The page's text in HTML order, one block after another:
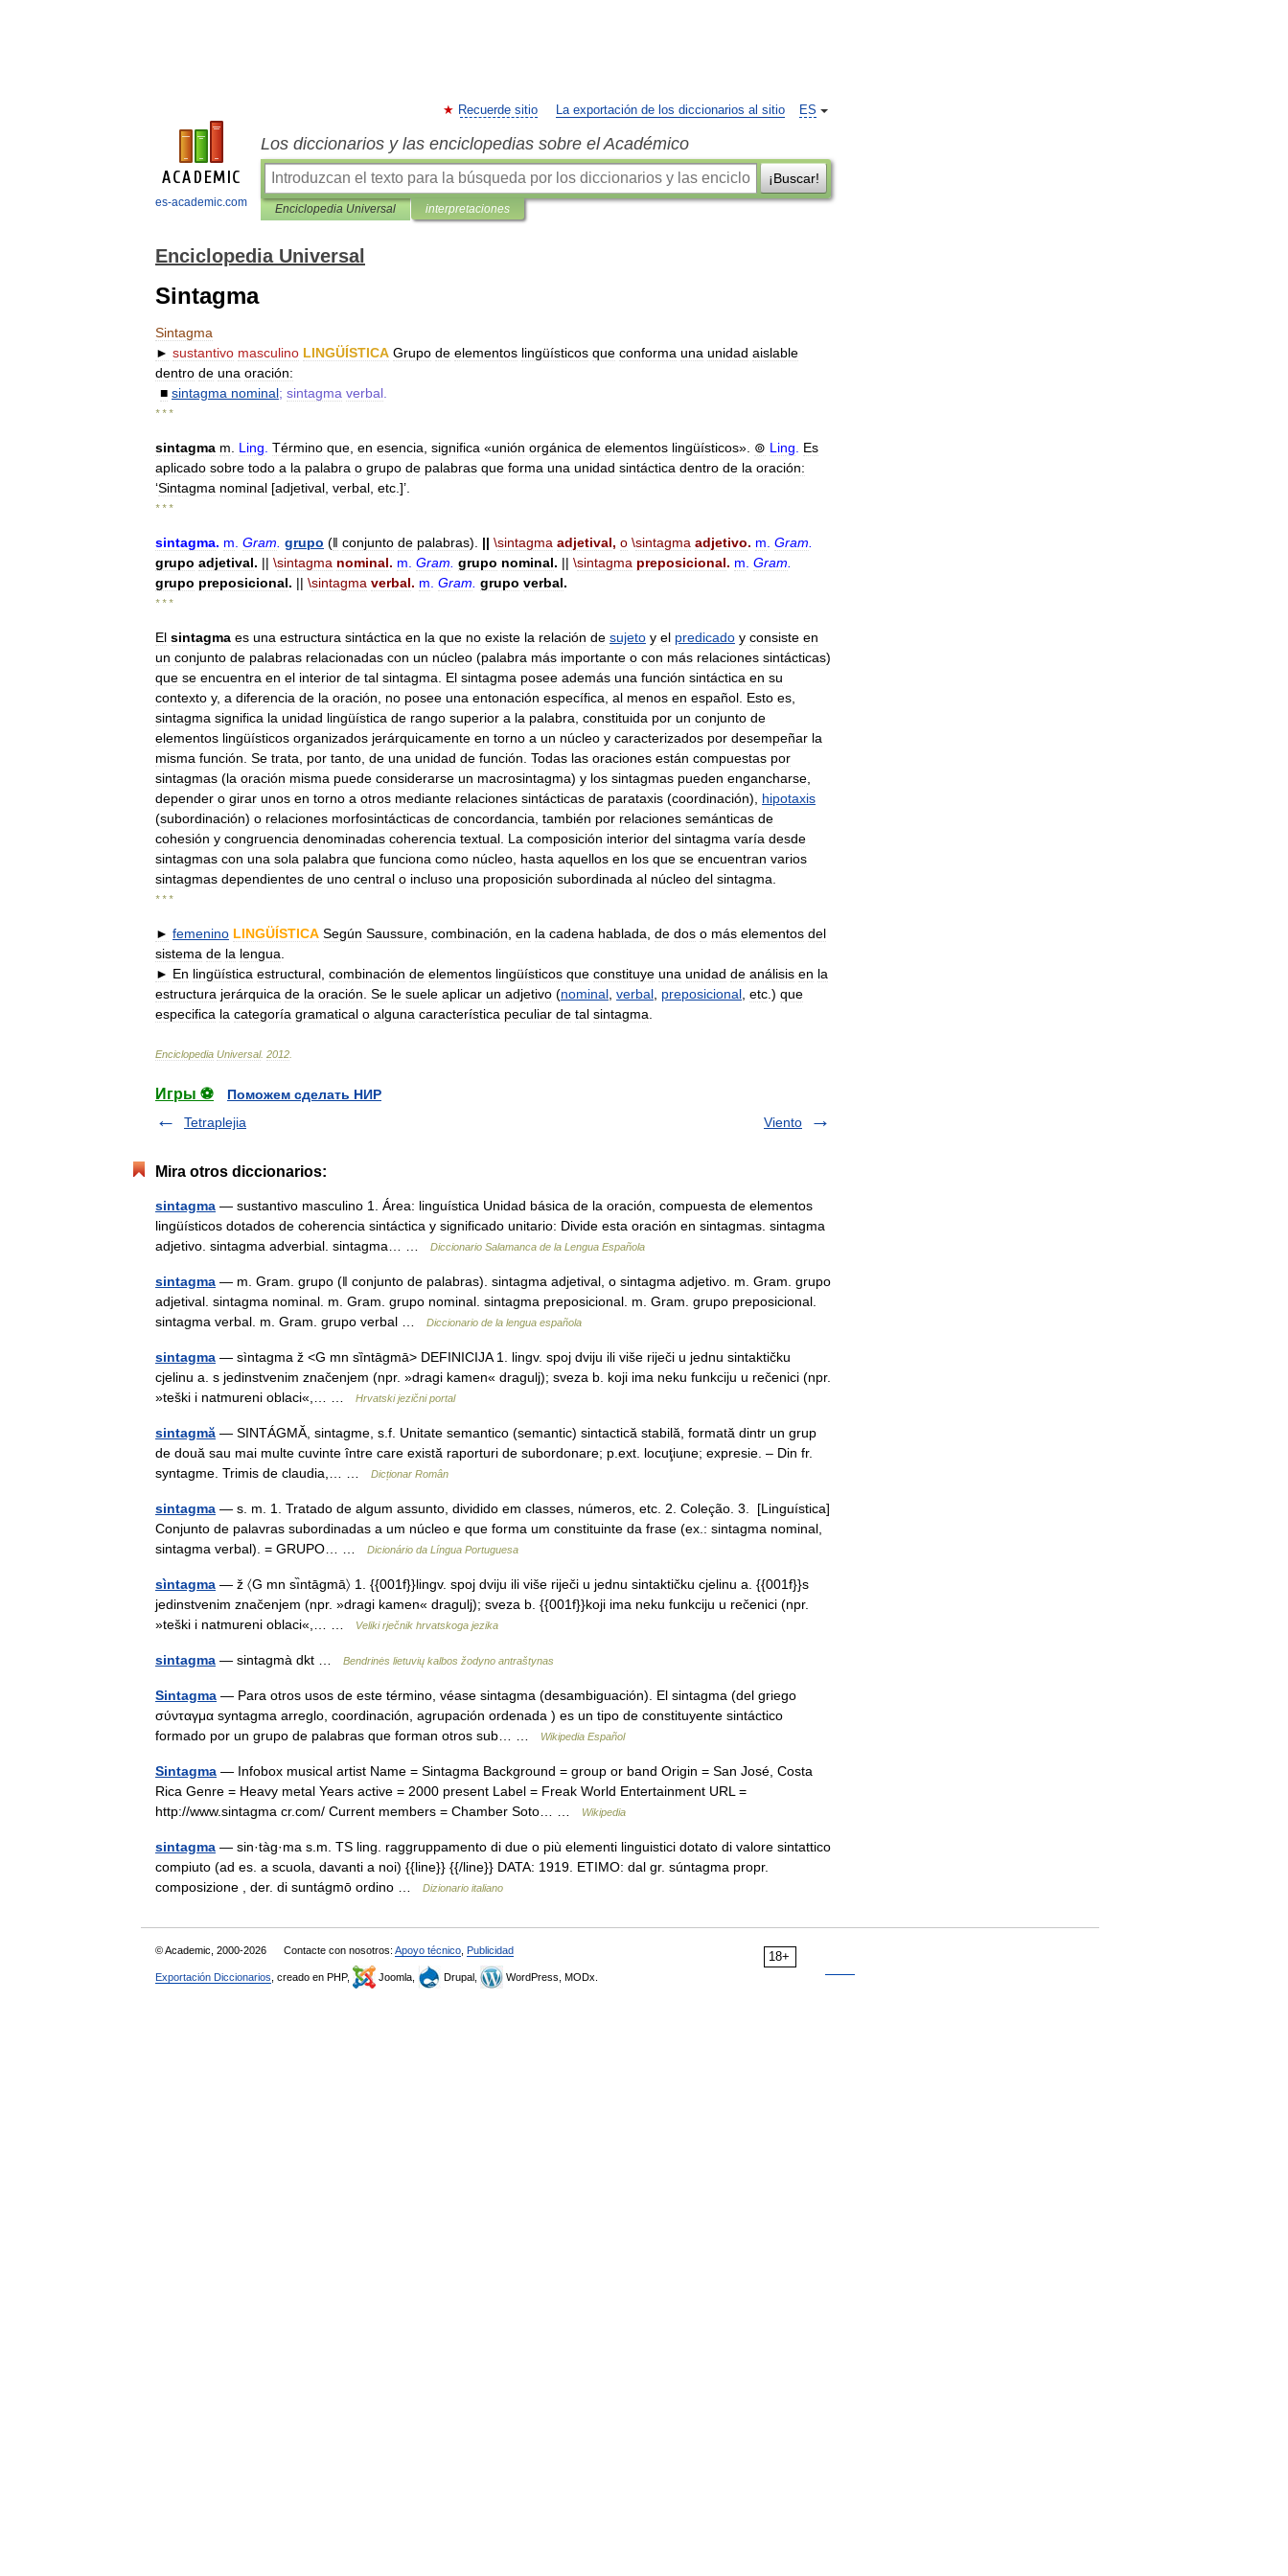
es-academic.com
ES
Recuerde sitio La exportación de los diccionarios al sitio
Los diccionarios y las enciclopedias sobre el Académico
¡Buscar!
Enciclopedia Universal interpretaciones
Enciclopedia Universal
Sintagma
Sintagma
► sustantivo masculino LINGÜÍSTICA Grupo de elementos lingüísticos que conforma una unidad aislable
dentro de una oración:
■ sintagma nominal; sintagma verbal
* * *
sintagma m Ling Término que en esencia significa «unión orgánica de elementos lingüísticos». ⊚ Ling
Es
aplicado sobre todo a la palabra o grupo de palabras que forma una unidad sintáctica dentro de la oración:
‘Sintagma nominal [adjetival verbal etc .]’.
* * *
sintagma. m Gram grupo (ǁ conjunto de palabras). || \sintagma adjetival, o \sintagma adjetivo. m Gram
grupo adjetival. || \sintagma nominal. m Gram grupo nominal. || \sintagma preposicional. m Gram
grupo preposicional. || \sintagma verbal. m Gram grupo verbal.
* * *
El sintagma es una estructura sintáctica en la que no existe la relación de sujeto y el predicado y consiste en
un conjunto de palabras relacionadas con un núcleo (palabra más importante o con más relaciones sintácticas)
que se encuentra en el interior de tal sintagma El sintagma posee además una función sintáctica en su
contexto y, a diferencia de la oración no posee una entonación específica al menos en español Esto es
sintagma significa la unidad lingüística de rango superior a la palabra constituida por un conjunto de
elementos lingüísticos organizados jerárquicamente en torno a un núcleo y caracterizados por desempeñar la
misma función Se trata por tanto de una unidad de función Todas las oraciones están compuestas por
sintagmas (la oración misma puede considerarse un macrosintagma) y los sintagmas pueden engancharse
depender o girar unos en torno a otros mediante relaciones sintácticas de parataxis (coordinación), hipotaxis
(subordinación) o relaciones morfosintácticas de concordancia también por relaciones semánticas de
cohesión y congruencia denominadas coherencia textual La composición interior del sintagma varía desde
sintagmas con una sola palabra que funciona como núcleo hasta aquellos en los que se encuentran varios
sintagmas dependientes de uno central o incluso una proposición subordinada al núcleo del sintagma
* * *
► femenino LINGÜÍSTICA Según Saussure combinación en la cadena hablada de dos o más elementos del
sistema de la lengua
► En lingüística estructural combinación de elementos lingüísticos que constituye una unidad de análisis en la
estructura jerárquica de la oración Se le suele aplicar un adjetivo (nominal verbal preposicional etc .) que
especifica la categoría gramatical o alguna característica peculiar de tal sintagma
Enciclopedia Universal. 2012
Игры ⚽
Поможем сделать НИР
Tetraplejia
Viento
Mira otros diccionarios:
sintagma — sustantivo masculino 1. Área: linguística Unidad básica de la oración, compuesta de elementos
lingüísticos dotados de coherencia sintáctica y significado unitario: Divide esta oración en sintagmas. sintagma
adjetivo. sintagma adverbial. sintagma… …
Diccionario Salamanca de la Lengua Española
sintagma — m. Gram. grupo (ǁ conjunto de palabras). sintagma adjetival, o sintagma adjetivo. m. Gram. grupo
adjetival. sintagma nominal. m. Gram. grupo nominal. sintagma preposicional. m. Gram. grupo preposicional.
sintagma verbal. m. Gram. grupo verbal …
Diccionario de la lengua española
sintagma — sìntagma ž <G mn sȉntāgmā> DEFINICIJA 1. lingv. spoj dviju ili više riječi u jednu sintaktičku
cjelinu a. s jedinstvenim značenjem (npr. »dragi kamen« dragulj); sveza b. koji ima neku funkciju u rečenici (npr.
»teški i natmureni oblaci«,… …
Hrvatski jezični portal
sintagmă — SINTÁGMĂ, sintagme, s.f. Unitate semantico (semantic) sintactică stabilă, formată dintr un grup
de două sau mai multe cuvinte între care există raporturi de subordonare; p.ext. locuţiune; expresie. – Din fr.
syntagme. Trimis de claudia,… …
Dicționar Român
sintagma — s. m. 1. Tratado de algum assunto, dividido em classes, números, etc. 2. Coleção. 3. [Linguística]
Conjunto de palavras subordinadas a um núcleo e que forma um constituinte da frase (ex.: sintagma nominal,
sintagma verbal). = GRUPO… …
Dicionário da Língua Portuguesa
sìntagma — ž 〈G mn sı̏ntāgmā〉 1. {{001f}}lingv. spoj dviju ili više riječi u jednu sintaktičku cjelinu a. {{001f}}s
jedinstvenim značenjem (npr. »dragi kamen« dragulj); sveza b. {{001f}}koji ima neku funkciju u rečenici (npr.
»teški i natmureni oblaci«,… …
Veliki rječnik hrvatskoga jezika
sintagma — sintagmà dkt … Bendrinės lietuvių kalbos žodyno antraštynas
Sintagma — Para otros usos de este término, véase sintagma (desambiguación). El sintagma (del griego
σύνταγμα syntagma arreglo, coordinación, agrupación ordenada ) es un tipo de constituyente sintáctico
formado por un grupo de palabras que forman otros sub… …
Wikipedia Español
Sintagma — Infobox musical artist Name = Sintagma Background = group or band Origin = San José, Costa
Rica Genre = Heavy metal Years active = 2000 present Label = Freak World Entertainment URL =
http://www.sintagma cr.com/ Current members = Chamber Soto… …
Wikipedia
sintagma — sin·tàg·ma s.m. TS ling. raggruppamento di due o più elementi linguistici dotato di valore sintattico
compiuto (ad es. a scuola, davanti a noi) {{line}} {{/line}} DATA: 1919. ETIMO: dal gr. súntagma propr.
composizione , der. di suntágmō ordino …
Dizionario italiano
18+
© Academic, 2000-2026 Contacte con nosotros: Apoyo técnico Publicidad
Exportación Diccionarios , creado en PHP, Joomla, Drupal, WordPress, MODx.